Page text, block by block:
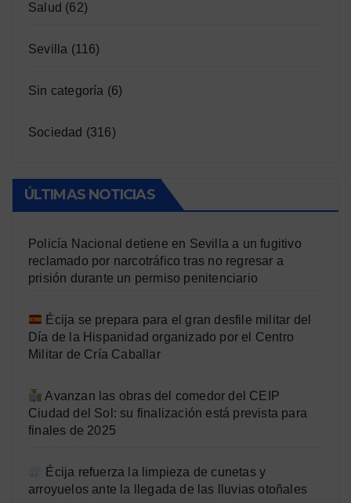
Salud (62)
Sevilla (116)
Sin categoría (6)
Sociedad (316)
ÚLTIMAS NOTICIAS
Policía Nacional detiene en Sevilla a un fugitivo
reclamado por narcotráfico tras no regresar a
prisión durante un permiso penitenciario
Écija se prepara para el gran desfile militar del
Día de la Hispanidad organizado por el Centro
Militar de Cría Caballar
Avanzan las obras del comedor del CEIP
Ciudad del Sol: su finalización está prevista para
finales de 2025
Écija refuerza la limpieza de cunetas y
arroyuelos ante la llegada de las lluvias otoñales